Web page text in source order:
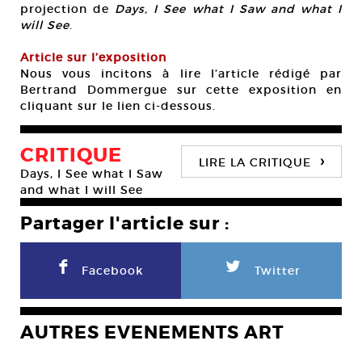
projection de Days, I See what I Saw and what I
will See.
Article sur l’exposition
Nous vous incitons à lire l’article rédigé par
Bertrand Dommergue sur cette exposition en
cliquant sur le lien ci-dessous.
CRITIQUE
Days, I See what I Saw
and what I will See
LIRE LA CRITIQUE ›
Partager l'article sur :
F Facebook L Twitter
AUTRES EVENEMENTS ART